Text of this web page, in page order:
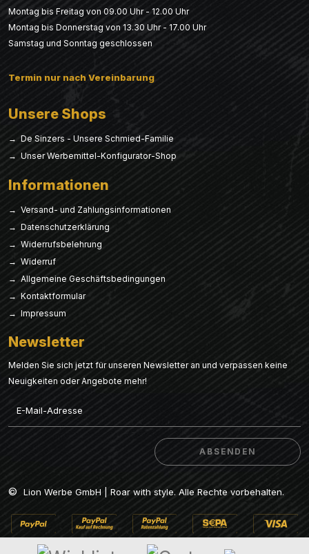
Montag bis Freitag von 09.00 Uhr - 12.00 Uhr
Montag bis Donnerstag von 13.30 Uhr - 17.00 Uhr
Samstag und Sonntag geschlossen
Termin nur nach Vereinbarung
Unsere Shops
→ De Sinzers - Unsere Schmied-Familie
→ Unser Werbemittel-Konfigurator-Shop
Informationen
→ Versand- und Zahlungsinformationen
→ Datenschutzerklärung
→ Widerrufsbelehrung
→ Widerruf
→ Allgemeine Geschäftsbedingungen
→ Kontaktformular
→ Impressum
Newsletter
Melden Sie sich jetzt für unseren Newsletter an und verpassen keine
Neuigkeiten oder Angebote mehr!
ABSENDEN
ABSENDEN
© Lion Werbe GmbH | Roar with style. Alle Rechte vorbehalten.